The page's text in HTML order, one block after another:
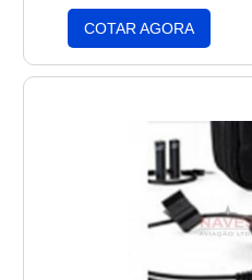
combinação de
de armazenagem, cuja
transportar o
desempenho efetivo. O
COTAR AGORA